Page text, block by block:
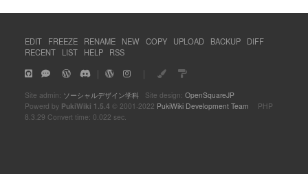
EDIT FREEZE RENAME NEW COPY UPLOAD BACKUP
DIFF
RECENT
LIST HELP RSS
｜ ｜
Site admin: ソーシャルデザイン学科Site design: OpenSquareJP
Powerd by PukiWiki 1.5.4 © 2001-2022 PukiWiki Development Team PHP
8.3.29 Convert time: 0.022 sec.